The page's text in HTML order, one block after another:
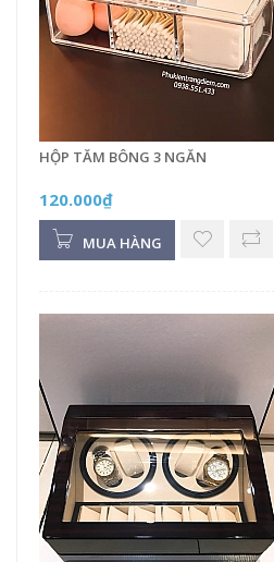
HỘP TĂM BÔNG 3 NGĂN
120.000₫
MUA HÀNG